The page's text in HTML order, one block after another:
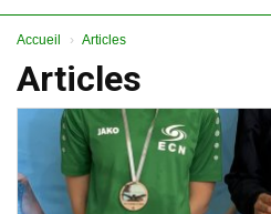
Accueil Articles
Articles